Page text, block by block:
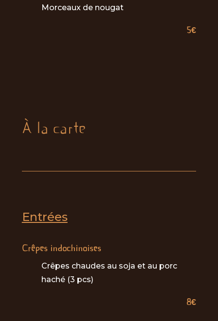
Morceaux de nougat
5€
À la carte
Entrées
Crêpes indochinoises
Crêpes chaudes au soja et au porc
haché (3 pcs)
8€